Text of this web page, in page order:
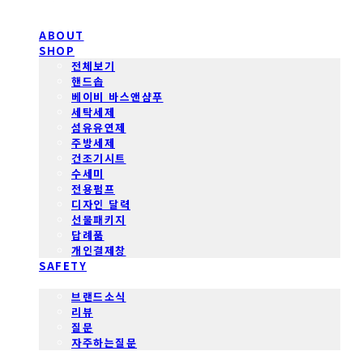
ABOUT
SHOP
전체보기
핸드솝
베이비 바스앤샴푸
세탁세제
섬유유연제
주방세제
건조기시트
수세미
전용펌프
디자인 달력
선물패키지
답례품
개인결제창
SAFETY
브랜드소식
리뷰
질문
자주하는질문